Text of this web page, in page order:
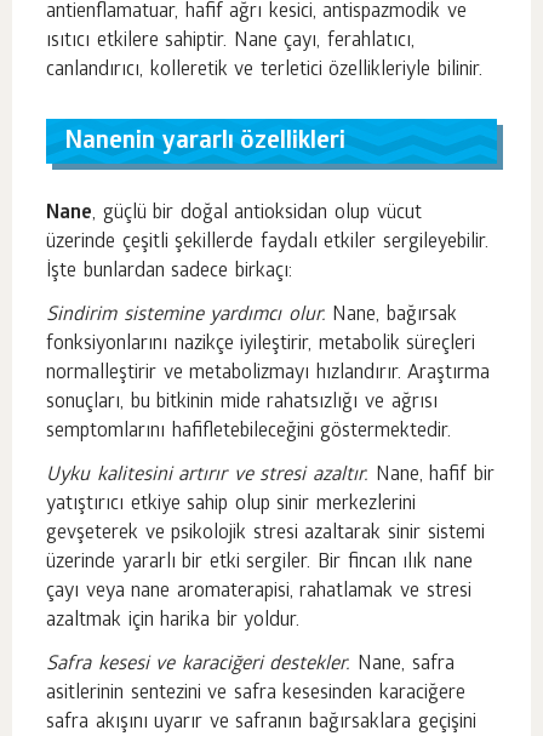
antienflamatuar, hafif ağrı kesici, antispazmodik ve
ısıtıcı etkilere sahiptir. Nane çayı, ferahlatıcı,
canlandırıcı, kolleretik ve terletici özellikleriyle bilinir.
Nanenin yararlı özellikleri
Nane, güçlü bir doğal antioksidan olup vücut
üzerinde çeşitli şekillerde faydalı etkiler sergileyebilir.
İşte bunlardan sadece birkaçı:
Sindirim sistemine yardımcı olur. Nane, bağırsak
fonksiyonlarını nazikçe iyileştirir, metabolik süreçleri
normalleştirir ve metabolizmayı hızlandırır. Araştırma
sonuçları, bu bitkinin mide rahatsızlığı ve ağrısı
semptomlarını hafifletebileceğini göstermektedir.
Uyku kalitesini artırır ve stresi azaltır. Nane, hafif bir
yatıştırıcı etkiye sahip olup sinir merkezlerini
gevşeterek ve psikolojik stresi azaltarak sinir sistemi
üzerinde yararlı bir etki sergiler. Bir fincan ılık nane
çayı veya nane aromaterapisi, rahatlamak ve stresi
azaltmak için harika bir yoldur.
Safra kesesi ve karaciğeri destekler. Nane, safra
asitlerinin sentezini ve safra kesesinden karaciğere
safra akışını uyarır ve safranın bağırsaklara geçişini